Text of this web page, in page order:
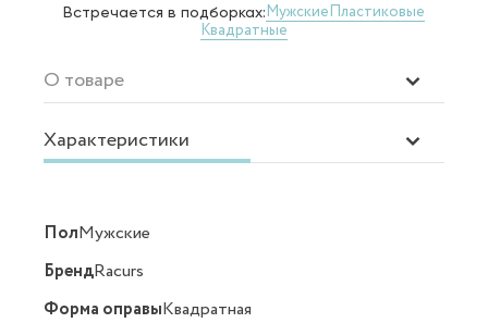
Встречается в подборках:МужскиеПластиковые
Квадратные
О товаре
Характеристики
ПолМужские
БрендRacurs
Форма оправыКвадратная